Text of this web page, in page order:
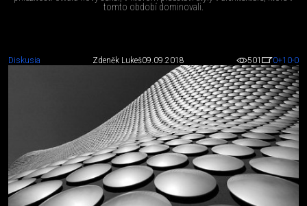
tomto období dominovali.
Diskusia Zdeněk Lukeš09.09.2018 501 0+10-0